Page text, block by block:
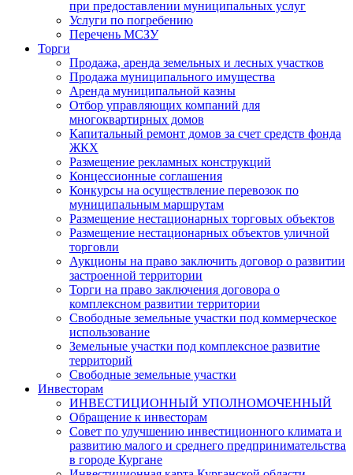
при предоставлении муниципальных услуг
Услуги по погребению
Перечень МСЗУ
Торги
Продажа, аренда земельных и лесных участков
Продажа муниципального имущества
Аренда муниципальной казны
Отбор управляющих компаний для
многоквартирных домов
Капитальный ремонт домов за счет средств фонда
ЖКХ
Размещение рекламных конструкций
Концессионные соглашения
Конкурсы на осуществление перевозок по
муниципальным маршрутам
Размещение нестационарных торговых объектов
Размещение нестационарных объектов уличной
торговли
Аукционы на право заключить договор о развитии
застроенной территории
Торги на право заключения договора о
комплексном развитии территории
Свободные земельные участки под коммерческое
использование
Земельные участки под комплексное развитие
территорий
Свободные земельные участки
Инвесторам
ИНВЕСТИЦИОННЫЙ УПОЛНОМОЧЕННЫЙ
Обращение к инвесторам
Совет по улучшению инвестиционного климата и
развитию малого и среднего предпринимательства
в городе Кургане